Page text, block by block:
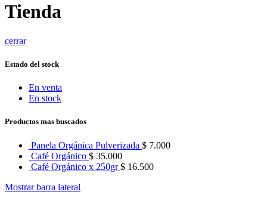
Tienda
cerrar
Estado del stock
En venta
En stock
Productos mas buscados
Panela Orgánica Pulverizada $ 7.000
Café Orgánico $ 35.000
Café Orgánico x 250gr$ 16.500
Mostrar barra lateral